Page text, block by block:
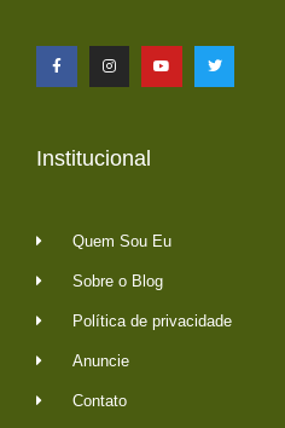
Institucional
Quem Sou Eu
Sobre o Blog
Política de privacidade
Anuncie
Contato